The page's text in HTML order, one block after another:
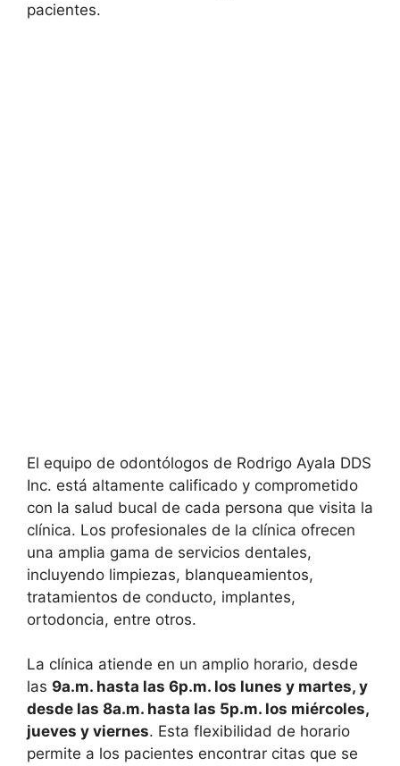
pacientes.
El equipo de odontólogos de Rodrigo Ayala DDS
Inc. está altamente calificado y comprometido
con la salud bucal de cada persona que visita la
clínica. Los profesionales de la clínica ofrecen
una amplia gama de servicios dentales,
incluyendo limpiezas, blanqueamientos,
tratamientos de conducto, implantes,
ortodoncia, entre otros.
La clínica atiende en un amplio horario, desde
las 9a.m. hasta las 6p.m. los lunes y martes, y
desde las 8a.m. hasta las 5p.m. los miércoles,
jueves y viernes. Esta flexibilidad de horario
permite a los pacientes encontrar citas que se